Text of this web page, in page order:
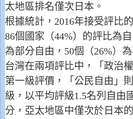
太地區排名僅次日本。
根據統計， 2016年接受評比的
86個國家（44%）的評比為自
為部分自由， 50個（26%）
台灣在兩項評比中，「政治
第一級評價，「公民自由」
級，以平均評級1.5名列自由
分，亞太地區中僅次於日本的